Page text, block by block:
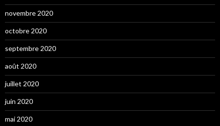
novembre 2020
octobre 2020
septembre 2020
août 2020
juillet 2020
juin 2020
mai 2020